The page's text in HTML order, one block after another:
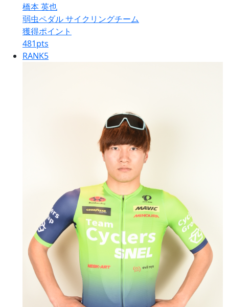
橋本 英也
弱虫ペダル サイクリングチーム
獲得ポイント
481pts
RANK5